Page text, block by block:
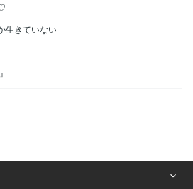
生きていない